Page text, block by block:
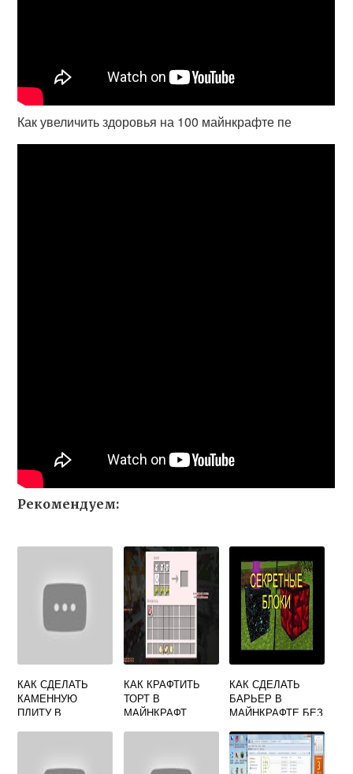
Как увеличить здоровья на 100 майнкрафте пе
Рекомендуем:
КАК СДЕЛАТЬ
КАМЕННУЮ
ПЛИТУ В
КАК КРАФТИТЬ
ТОРТ В
МАЙНКРАФТ
КАК СДЕЛАТЬ
БАРЬЕР В
МАЙНКРАФТЕ БЕЗ